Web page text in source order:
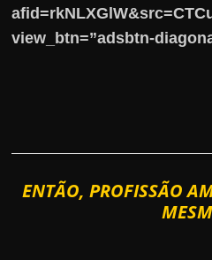
view_btn=”adsbtn-
ENTÃO, PROFISSÃO